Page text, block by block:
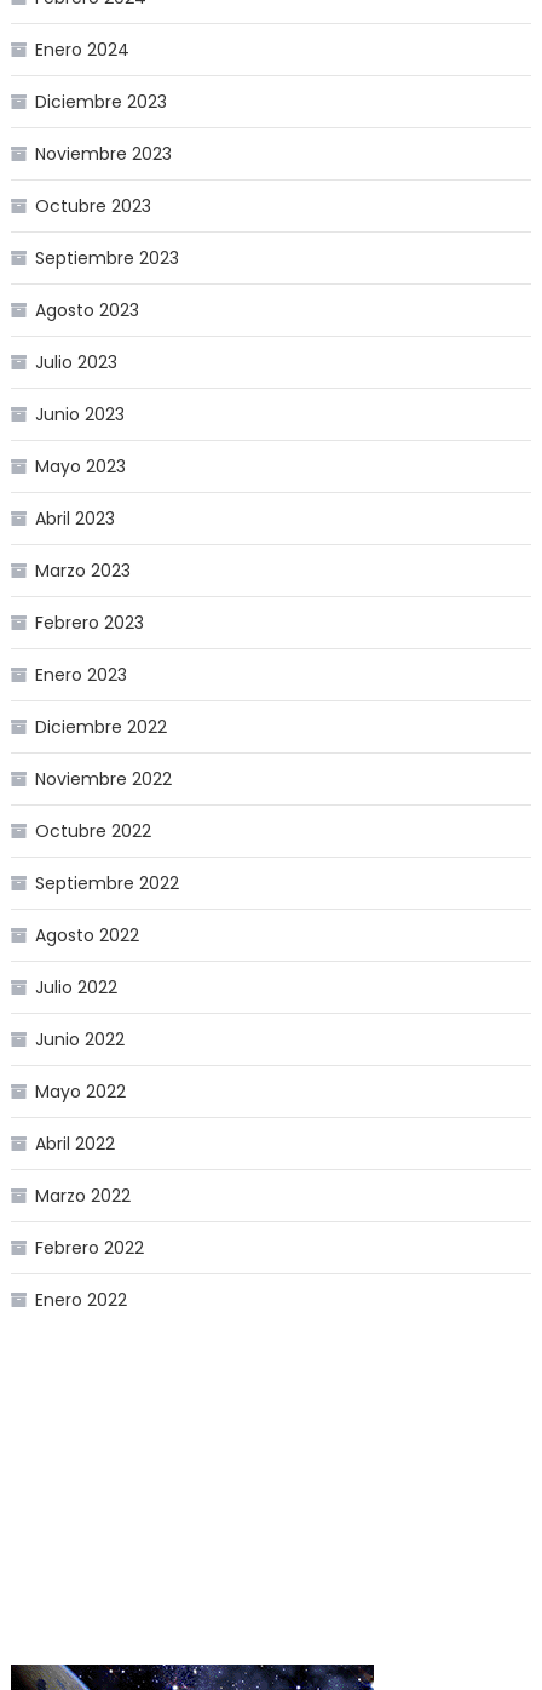
Enero 2024
Diciembre 2023
Noviembre 2023
Octubre 2023
Septiembre 2023
Agosto 2023
Julio 2023
Junio 2023
Mayo 2023
Abril 2023
Marzo 2023
Febrero 2023
Enero 2023
Diciembre 2022
Noviembre 2022
Octubre 2022
Septiembre 2022
Agosto 2022
Julio 2022
Junio 2022
Mayo 2022
Abril 2022
Marzo 2022
Febrero 2022
Enero 2022